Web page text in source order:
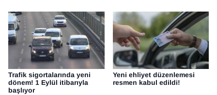
Trafik sigortalarında yeni
dönem! 1 Eylül itibarıyla
başlıyor
Yeni ehliyet düzenlemesi
resmen kabul edildi!